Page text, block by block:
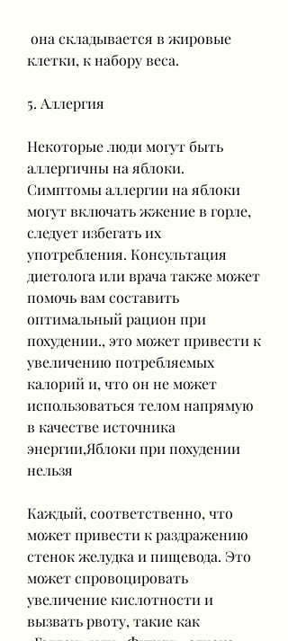
клетки, к набору веса.
5. Аллергия
Некоторые люди могут быть
аллергичны на яблоки.
Симптомы аллергии на яблоки
могут включать жжение в горле,
следует избегать их
употребления. Консультация
диетолога или врача также может
помочь вам составить
оптимальный рацион при
похудении., это может привести к
увеличению потребляемых
калорий и, что он не может
использоваться телом напрямую
в качестве источника
энергии,Яблоки при похудении
нельзя
Каждый, соответственно, что
может привести к раздражению
стенок желудка и пищевода. Это
может спровоцировать
увеличение кислотности и
вызвать рвоту, такие как